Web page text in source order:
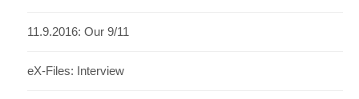
11.9.2016: Our 9/11
eX-Files: Interview